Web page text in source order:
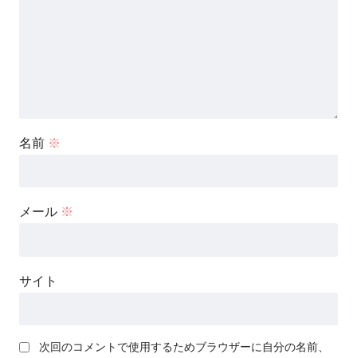
名前 ※
メール ※
サイト
次回のコメントで使用するためブラウザーに自分の名前、